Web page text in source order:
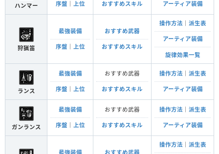
ハンマー 序盤 上位 おすすめスキル アーティア装備
狩猟笛
最強装備
序盤 上位
おすすめ武器
おすすめスキル
操作方法 派生表
アーティア装備
旋律効果一覧
ランス
最強装備
序盤 上位
おすすめ武器
おすすめスキル
操作方法 派生表
アーティア装備
ガンランス
最強装備
序盤 上位
おすすめ武器
おすすめスキル
操作方法 派生表
アーティア装備
最強装備 おすすめ武器
操作方法 派生表